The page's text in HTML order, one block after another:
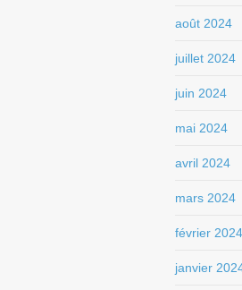
août 2024
juillet 2024
juin 2024
mai 2024
avril 2024
mars 2024
février 2024
janvier